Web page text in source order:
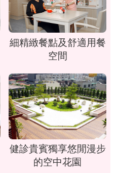
細精緻餐點及舒適用餐
空間
健診貴賓獨享悠閒漫步
的空中花園